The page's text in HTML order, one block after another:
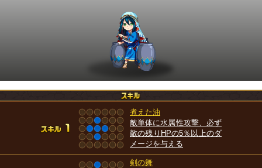
煮えた油
敵単体に水属性攻撃、必ず
敵の残りHPの5％以上のダ
メージを与える
剣の舞